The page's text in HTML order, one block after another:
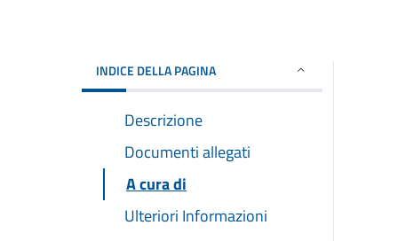
INDICE DELLA PAGINA
Descrizione
Documenti allegati
A cura di
Ulteriori Informazioni